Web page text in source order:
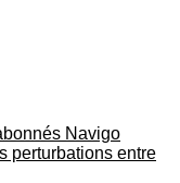
Navigo
perturbations entre